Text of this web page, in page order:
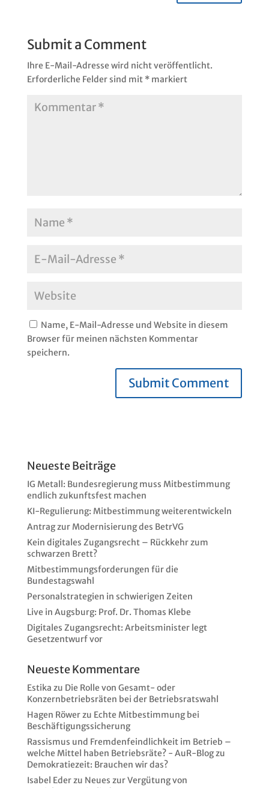
Submit a Comment
Ihre E-Mail-Adresse wird nicht veröffentlicht.
Erforderliche Felder sind mit *markiert
Name, E-Mail-Adresse und Website in diesem
Browser für meinen nächsten Kommentar
speichern.
Neueste Beiträge
IG Metall: Bundesregierung muss Mitbestimmung
endlich zukunftsfest machen
KI-Regulierung: Mitbestimmung weiterentwickeln
Antrag zur Modernisierung des BetrVG
Kein digitales Zugangsrecht – Rückkehr zum
schwarzen Brett?
Mitbestimmungsforderungen für die
Bundestagswahl
Personalstrategien in schwierigen Zeiten
Live in Augsburg: Prof. Dr. Thomas Klebe
Digitales Zugangsrecht: Arbeitsminister legt
Gesetzentwurf vor
Neueste Kommentare
Estika zu Die Rolle von Gesamt- oder
Konzernbetriebsräten bei der Betriebsratswahl
Hagen Röwerzu Echte Mitbestimmung bei
Beschäftigungssicherung
Rassismus und Fremdenfeindlichkeit im Betrieb –
welche Mittel haben Betriebsräte? - AuR-Blogzu
Demokratiezeit: Brauchen wir das?
Isabel Ederzu Neues zur Vergütung von